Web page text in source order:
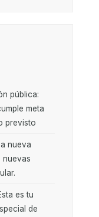
pública:
meta
previsto
nueva
nuevas
es tu
de